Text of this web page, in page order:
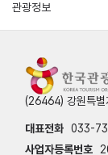
관광정보
(26464) 강원특별
대표전화 033-
사업자등록번호